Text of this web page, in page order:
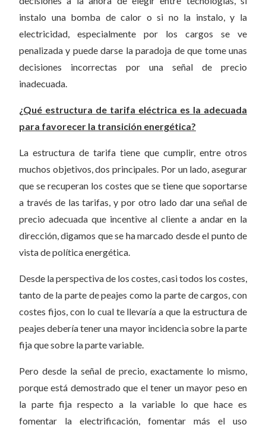
instalo una bomba de calor o si no la instalo, y la
electricidad, especialmente por los cargos se ve
penalizada y puede darse la paradoja de que tome unas
decisiones incorrectas por una señal de precio
inadecuada.
¿Qué estructura de tarifa eléctrica es la adecuada
para favorecer la transición energética?
La estructura de tarifa tiene que cumplir, entre otros
muchos objetivos, dos principales. Por un lado, asegurar
que se recuperan los costes que se tiene que soportarse
a través de las tarifas, y por otro lado dar una señal de
precio adecuada que incentive al cliente a andar en la
dirección, digamos que se ha marcado desde el punto de
vista de política energética.
Desde la perspectiva de los costes, casi todos los costes,
tanto de la parte de peajes como la parte de cargos, con
costes fijos, con lo cual te llevaría a que la estructura de
peajes debería tener una mayor incidencia sobre la parte
fija que sobre la parte variable.
Pero desde la señal de precio, exactamente lo mismo,
porque está demostrado que el tener un mayor peso en
la parte fija respecto a la variable lo que hace es
fomentar la electrificación, fomentar más el uso